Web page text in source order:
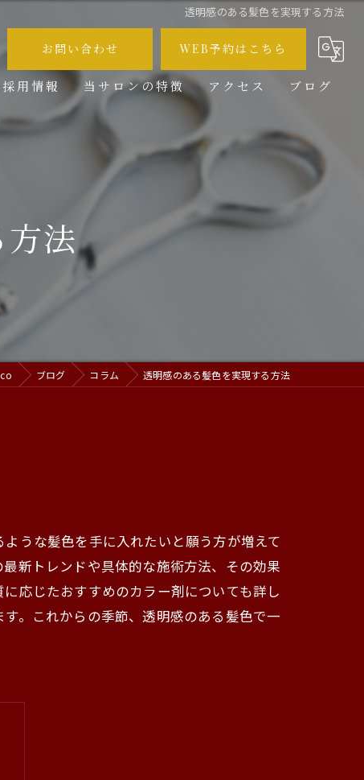
透明感のある髪色を実現する方法
お問い合わせ WEB予約はこちら
採用情報 当サロンの特徴
メンズ
カット
ブリーチ
アクセス ブログ
コラム
法
ブログ コラム 透明感のある髪色を実現する方法
うな髪色を手に入れたいと願う方が増えて
新トレンドや具体的な施術方法、その効果
応じたおすすめのカラー剤についても詳し
。これからの季節、透明感のある髪色で一